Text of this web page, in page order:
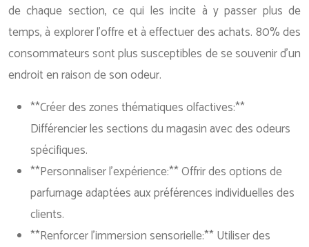
de chaque section, ce qui les incite à y passer plus de
temps, à explorer l’offre et à effectuer des achats. 80% des
consommateurs sont plus susceptibles de se souvenir d’un
endroit en raison de son odeur.
**Créer des zones thématiques olfactives:**
Différencier les sections du magasin avec des odeurs
spécifiques.
**Personnaliser l’expérience:** Offrir des options de
parfumage adaptées aux préférences individuelles des
clients.
**Renforcer l’immersion sensorielle:** Utiliser des